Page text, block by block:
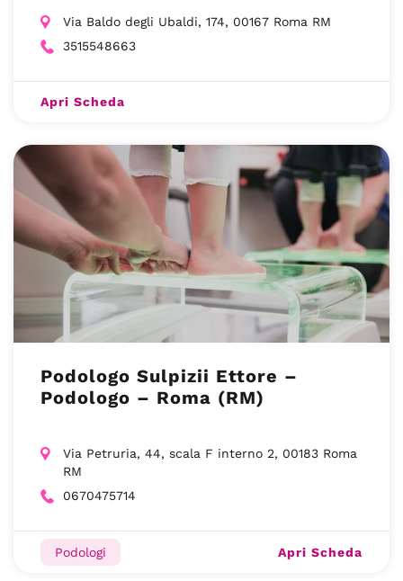
Via Baldo degli Ubaldi, 174, 00167 Roma RM
3515548663
Apri Scheda
Podologo Sulpizii Ettore –
Podologo – Roma (RM)
Via Petruria, 44, scala F interno 2, 00183 Roma
RM
0670475714
Podologi Apri Scheda